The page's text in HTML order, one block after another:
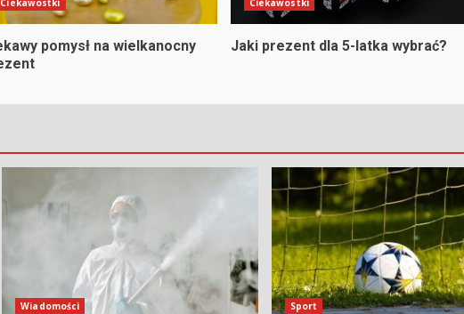
Ciekawostki
pomysł na wielkanocny
Ciekawostki
Jaki prezent dla 5-latka wybrać?
Wiadomości Sport